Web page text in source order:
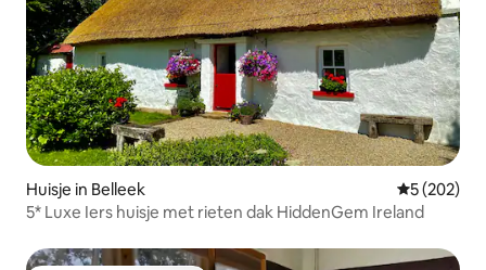
Huisje in Belleek
5 (202)
5* Luxe Iers huisje met rieten dak HiddenGem Ireland